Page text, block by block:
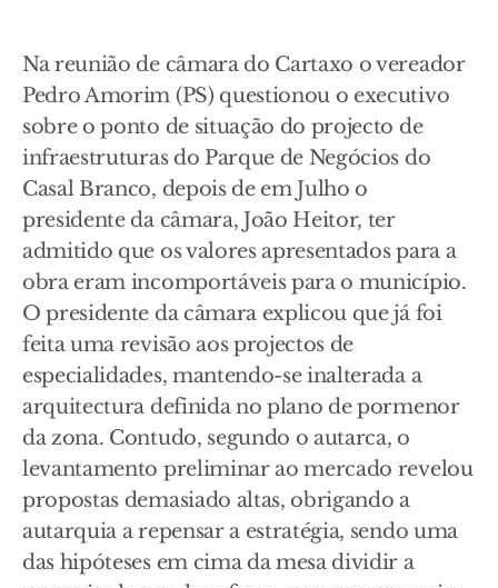
Na reunião de câmara do Cartaxo o vereador
Pedro Amorim (PS) questionou o executivo
sobre o ponto de situação do projecto de
infraestruturas do Parque de Negócios do
Casal Branco, depois de em Julho o
presidente da câmara, João Heitor, ter
admitido que os valores apresentados para a
obra eram incomportáveis para o município.
O presidente da câmara explicou que já foi
feita uma revisão aos projectos de
especialidades, mantendo-se inalterada a
arquitectura definida no plano de pormenor
da zona. Contudo, segundo o autarca, o
levantamento preliminar ao mercado revelou
propostas demasiado altas, obrigando a
autarquia a repensar a estratégia, sendo uma
das hipóteses em cima da mesa dividir a